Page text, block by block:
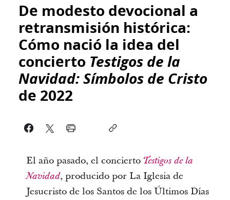
De modesto devocional a
retransmisión histórica:
Cómo nació la idea del
concierto Testigos de la
Navidad: Símbolos de Cristo
de 2022
El año pasado, el concierto Testigos de la
Navidad, producido por La Iglesia de
Jesucristo de los Santos de los Últimos Días